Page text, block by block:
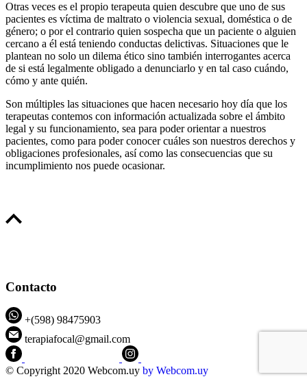
Otras veces es el propio terapeuta quien descubre que uno de sus
pacientes es víctima de maltrato o violencia sexual, doméstica o de
género; o por el contrario quien sospecha que un paciente o alguien
cercano a él está teniendo conductas delictivas. Situaciones que le
plantean no solo un dilema ético sino también interrogantes acerca
de si está legalmente obligado a denunciarlo y en tal caso cuándo,
cómo y ante quién.
Son múltiples las situaciones que hacen necesario hoy día que los
terapeutas contemos con información actualizada sobre el ámbito
legal y su funcionamiento, sea para poder orientar a nuestros
pacientes, como para poder conocer cuáles son nuestros derechos y
obligaciones profesionales, así como las consecuencias que su
incumplimiento nos puede ocasionar.
Contacto
+(598) 98475903
terapiafocal@gmail.com
© Copyright 2020 Webcom.uy by Webcom.uy